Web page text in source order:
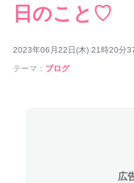
日のこと♡
2023年06月22日(木) 21時20分
テーマ： ブログ
広